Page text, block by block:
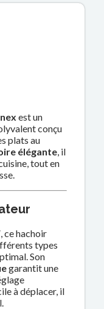
est un
conçu
plats au
élégante, il
tout en
, ce hachoir
types
Son
garantit une
à déplacer, il